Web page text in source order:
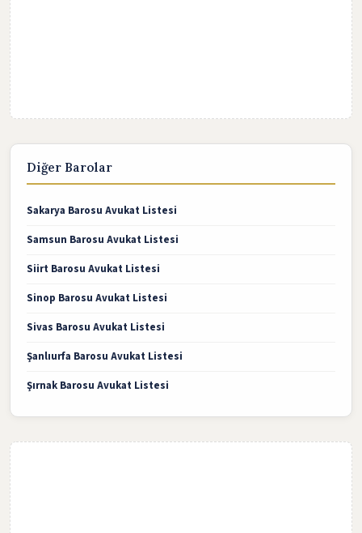
Diğer Barolar
Sakarya Barosu Avukat Listesi
Samsun Barosu Avukat Listesi
Siirt Barosu Avukat Listesi
Sinop Barosu Avukat Listesi
Sivas Barosu Avukat Listesi
Şanlıurfa Barosu Avukat Listesi
Şırnak Barosu Avukat Listesi